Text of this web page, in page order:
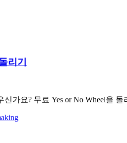
리기
신가요? 무료 Yes or No Wheel을